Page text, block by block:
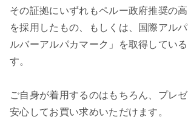
その証拠にいずれもペルー政府推奨の
を採用したもの、もしくは、国際アル
ルバーアルパカマーク」を取得してい
す。
ご自身が着用するのはもちろん、プレ
安心してお買い求めいただけます。